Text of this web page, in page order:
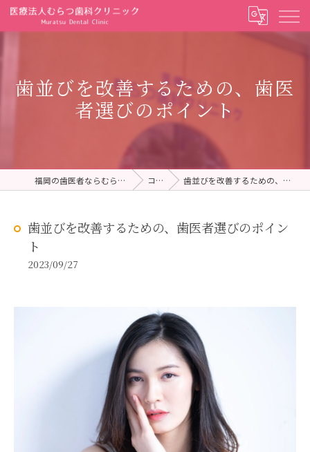
歯並びを改善するための、歯医
者選びのポイント
福岡の歯医者ならむらつ歯科クリニック コラム 歯並びを改善するための、歯医者選びのポイント
歯並びを改善するための、歯医者選びのポイン
ト
2023/09/27